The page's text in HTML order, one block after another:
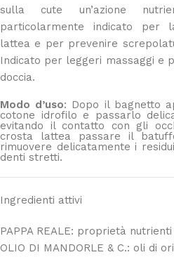
sulla cute un’azione
particolarmente indicato per
lattea e per prevenire
Indicato per leggeri massaggi e
doccia.
Modo d’uso: Dopo il bagnetto
cotone idrofilo e passarlo
evitando il contatto con gli
crosta lattea passare il
rimuovere delicatamente i
denti stretti.
Ingredienti attivi
PAPPA REALE: proprietà
OLIO DI MANDORLE & C.: oli di